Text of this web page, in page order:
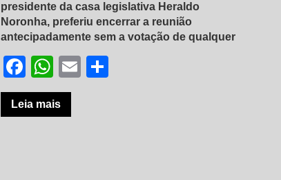
presidente da casa legislativa Heraldo
Noronha, preferiu encerrar a reunião
antecipadamente sem a votação de qualquer
Facebook
WhatsApp
Email
Leia mais